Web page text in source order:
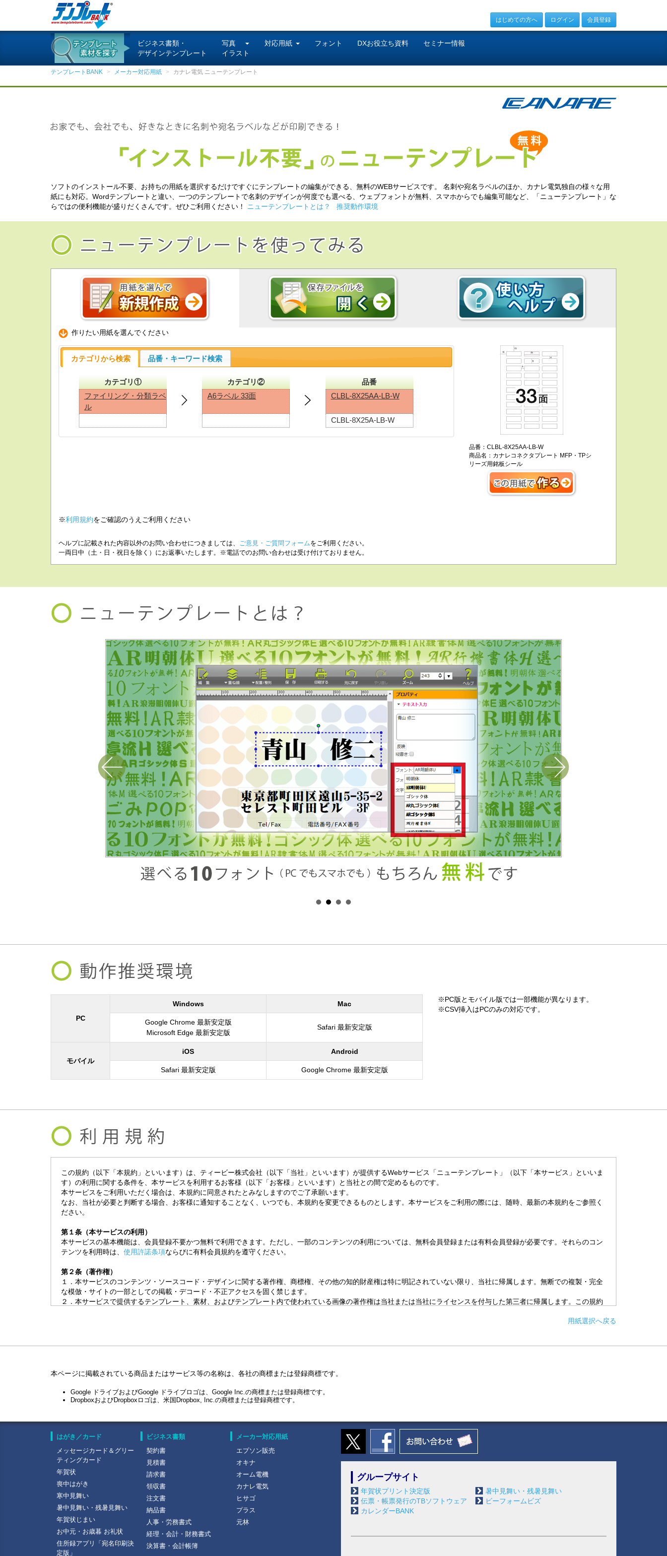
はじめての方へ ログイン 会員登録
ビジネス書類・
デザインテンプレート
写真
イラスト
対応用紙 フォント DXお役立ち資料 セミナー情報
テンプレートBANK メーカー対応用紙 カナレ電気 ニューテンプレート
ソフトのインストール不要、お持ちの用紙を選択するだけですぐにテンプレートの編集ができる、無料のWEBサービスです。 名刺や宛名ラベルのほか、カナレ電気独自の様々な用
紙にも対応。Wordテンプレートと違い、一つのテンプレートで名刺のデザインが何度でも選べる、ウェブフォントが無料、スマホからでも編集可能など、「ニューテンプレート」な
らではの便利機能が盛りだくさんです。ぜひご利用ください！ ニューテンプレートとは？ 推奨動作環境
作りたい用紙を選んでください
カテゴリから検索 品番・キーワード検索
カテゴリ①
ファイリング・分類ラベ
ル
カテゴリ②
A6ラベル 33面
品番
CLBL-8X25AA-LB-W
CLBL-8X25A-LB-W
品番： CLBL-8X25AA-LB-W
商品名： カナレコネクタプレート MFP・TPシ
リーズ用銘板シール
※利用規約をご確認のうえご利用ください
ヘルプに記載された内容以外のお問い合わせにつきましては、 ご意見・ご質問フォームをご利用ください。
一両日中（土・日・祝日を除く）にお返事いたします。※電話でのお問い合わせは受け付けておりません。
PC
Windows Mac
Google Chrome 最新安定版
Microsoft Edge 最新安定版
Safari 最新安定版
モバイル
iOS Android
Safari 最新安定版 Google Chrome 最新安定版
※PC版とモバイル版では一部機能が異なります。
※CSV挿入はPCのみの対応です。
この規約（以下「本規約」といいます）は、ティービー株式会社（以下「当社」といいます）が提供するWebサービス「ニューテンプレート」（以下「本サービス」といいま
す）の利用に関する条件を、本サービスを利用するお客様（以下「お客様」といいます）と当社との間で定めるものです。
本サービスをご利用いただく場合は、本規約に同意されたとみなしますのでご了承願います。
なお、当社が必要と判断する場合、お客様に通知することなく、いつでも、本規約を変更できるものとします。本サービスをご利用の際には、随時、最新の本規約をご参照く
ださい。
第１条（本サービスの利用）
本サービスの基本機能は、会員登録不要かつ無料で利用できます。ただし、一部のコンテンツの利用については、無料会員登録または有料会員登録が必要です。それらのコン
テンツを利用時は、 使用許諾条項ならびに有料会員規約を遵守ください。
第２条（著作権）
１．本サービスのコンテンツ・ソースコード・デザインに関する著作権、商標権、その他の知的財産権は特に明記されていない限り、当社に帰属します。無断での複製・完全
な模倣・サイトの一部としての掲載・デコード・不正アクセスを固く禁じます。
２．本サービスで提供するテンプレート、素材、およびテンプレート内で使われている画像の著作権は当社または当社にライセンスを付与した第三者に帰属します。この規約
（２）お客様が会員登録に際し虚偽の事項を記載又は申告等したことが判明したとき
（４）当社の業務判断により本サービスに関する事業の全部又は一部を停止するとき
（５）当社が利用する電気通信設備の保守上又は工事上やむを得ないとき
（７）電気通信事業者又は国外の電気通信事業体が電気通信サービスの提供を中止すること等により本サービスの提供を行うことが困難になったとき
（８）天災、事変その他の非常事態の発生により、本サービスの提供が不可能若しくは困難になったとき、又はその可能性があるとき
（９）その他当社の業務の遂行上支障があるとき
第４条（禁止事項）
お客様は、本サービスの利用にあたり、次の各号に該当する行為を行わないものとします。
（１）本サービスにおいて当社が提供する情報及び本サービスのプログラムを改ざんすること
（２）有害なコンピュータプログラム等を送信すること
（３）当社若しくは第三者の著作権、商標、その他一切の知的財産権（著作隣接権を含む）、財産、プライバシー若しくは肖像権その他の権利を侵害すること、又は侵害する
おそれのある行為を行うこと
（４）当社若しくは第三者を誹謗中傷若しくは差別し、又はその名誉若しくは信用を傷つけること
（５）当社又は第三者の業務を妨害すること
（６）本サービスを、印刷サービス等商用目的で利用すること
用紙選択へ戻る
本ページに掲載されている商品またはサービス等の名称は、各社の商標または登録商標です。
Google ドライブおよびGoogle ドライブロゴは、Google Inc.の商標または登録商標です。
DropboxおよびDropboxロゴは、米国Dropbox, Inc.の商標または登録商標です。
はがき／カード
メッセージカード＆グリー
ティングカード
年賀状
喪中はがき
寒中見舞い
暑中見舞い・残暑見舞い
年賀状じまい
お中元・お歳暮 お礼状
住所録アプリ「宛名印刷決
定版」
ビジネス書類
契約書
見積書
請求書
領収書
注文書
納品書
人事・労務書式
経理・会計・財務書式
決算書・会計帳簿
メーカー対応用紙
エプソン販売
オキナ
オーム電機
カナレ電気
ヒサゴ
プラス
元林
グループサイト
年賀状プリント決定版
暑中見舞い・残暑見舞い
伝票・帳票発行のTBソフトウェア
ビーフォームビズ
カレンダーBANK